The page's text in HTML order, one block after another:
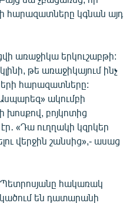
հարազատները կգնան այդ
առաջիկա երկուշաբթի:
թե առաջիկայում ինչ
հարազատները:
ակումբի
բոյկոտից
«Դա ուղղակի կզրկեր
վերջին շանսից»,- ասաց
հակառակ
են դատարանի